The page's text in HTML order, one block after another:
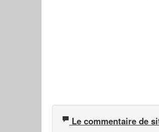
Le commentaire de